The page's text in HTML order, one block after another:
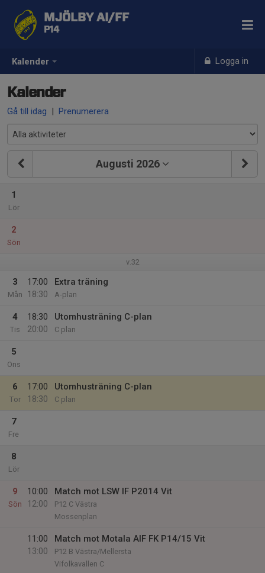
Kalender Logga in
MJÖLBY AI/FF
P14
Kalender
Gå till idag | Prenumerera
Augusti 2026
1
Lör
2
Sön
v.32
3
Mån
17:00
18:30
Extra träning
A-plan
4
Tis
18:30
20:00
Utomhusträning C-plan
C plan
5
Ons
6
Tor
17:00
18:30
Utomhusträning C-plan
C plan
7
Fre
8
Lör
9
Sön
10:00
12:00
Match mot LSW IF P2014 Vit
P12 C Västra
Mossenplan
11:00
13:00
Match mot Motala AIF FK P14/15 Vit
P12 B Västra/Mellersta
Vifolkavallen C